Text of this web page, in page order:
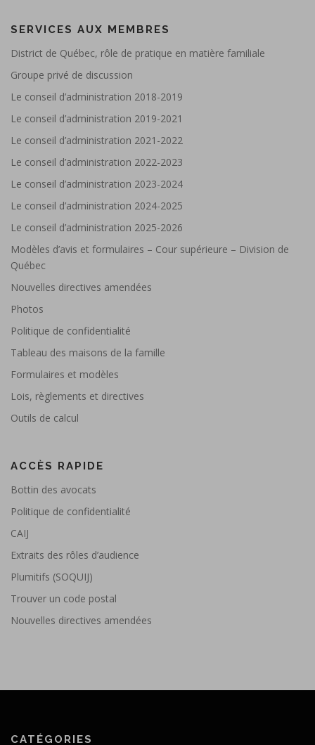
SERVICES AUX MEMBRES
District de Québec, rôle de pratique en matière familiale
Groupe privé de discussion
Le conseil d’administration 2018-2019
Le conseil d’administration 2019-2021
Le conseil d’administration 2021-2022
Le conseil d’administration 2022-2023
Le conseil d’administration 2023-2024
Le conseil d’administration 2024-2025
Le conseil d’administration 2025-2026
Modèles d’avis et formulaires – Cour supérieure – Division de
Québec
Nouvelles directives amendées
Photos
Politique de confidentialité
Tableau des maisons de la famille
Formulaires et modèles
Lois, règlements et directives
Outils de calcul
ACCÈS RAPIDE
Bottin des avocats
Politique de confidentialité
CAIJ
Extraits des rôles d’audience
Plumitifs (SOQUIJ)
Trouver un code postal
Nouvelles directives amendées
CATÉGORIES